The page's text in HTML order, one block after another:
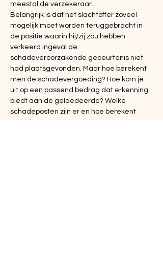
meestal de verzekeraar.
Belangrijk is dat het slachtoffer zoveel
mogelijk moet worden teruggebracht in
de positie waarin hij/zij zou hebben
verkeerd ingeval de
schadeveroorzakende gebeurtenis niet
had plaatsgevonden. Maar hoe berekent
men de schadevergoeding? Hoe kom je
uit op een passend bedrag dat erkenning
biedt aan de gelaedeerde? Welke
schadeposten zijn er en hoe berekent